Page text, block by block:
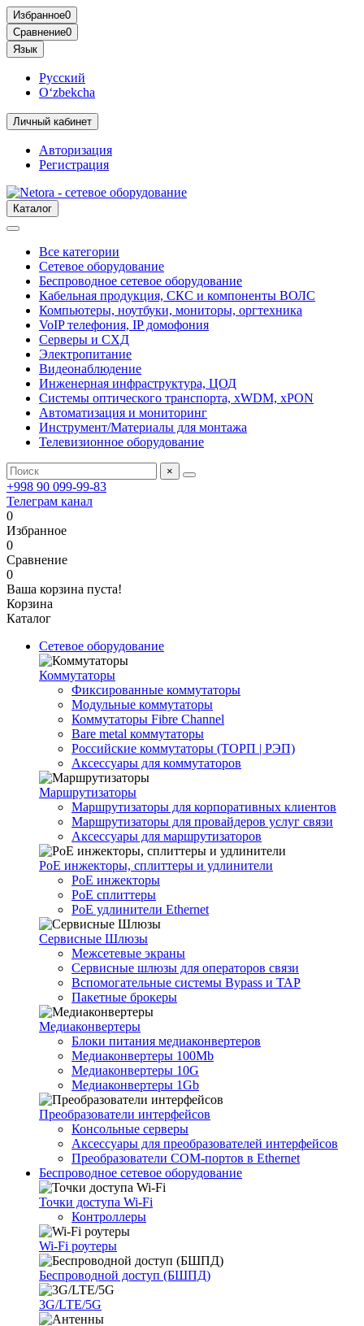
Избранное0
Сравнение0
Язык
Русский
O‘zbekcha
Личный кабинет
Авторизация
Регистрация
Каталог
Все категории
Сетевое оборудование
Беспроводное сетевое оборудование
Кабельная продукция, СКС и компоненты ВОЛС
Компьютеры, ноутбуки, мониторы, оргтехника
VoIP телефония, IP домофония
Серверы и СХД
Электропитание
Видеонаблюдение
Инженерная инфраструктура, ЦОД
Системы оптического транспорта, xWDM, xPON
Автоматизация и мониторинг
Инструмент/Материалы для монтажа
Телевизионное оборудование
×
+998 90 099-99-83
Телеграм канал
0
Избранное
0
Сравнение
0
Ваша корзина пуста!
Корзина
Каталог
Сетевое оборудование
Коммутаторы
Фиксированные коммутаторы
Модульные коммутаторы
Коммутаторы Fibre Channel
Bare metal коммутаторы
Российские коммутаторы (ТОРП | РЭП)
Аксессуары для коммутаторов
Маршрутизаторы
Маршрутизаторы для корпоративных клиентов
Маршрутизаторы для провайдеров услуг связи
Аксессуары для маршрутизаторов
PoE инжекторы, сплиттеры и удлинители
PoE инжекторы
PoE сплиттеры
PoE удлинители Ethernet
Сервисные Шлюзы
Межсетевые экраны
Сервисные шлюзы для операторов связи
Вспомогательные системы Bypass и TAP
Пакетные брокеры
Медиаконвертеры
Блоки питания медиаконвертеров
Медиаконвертеры 100Mb
Медиаконвертеры 10G
Медиаконвертеры 1Gb
Преобразователи интерфейсов
Консольные серверы
Аксессуары для преобразователей интерфейсов
Преобразователи COM-портов в Ethernet
Беспроводное сетевое оборудование
Точки доступа Wi-Fi
Контроллеры
Wi-Fi роутеры
Беспроводной доступ (БШПД)
3G/LTE/5G